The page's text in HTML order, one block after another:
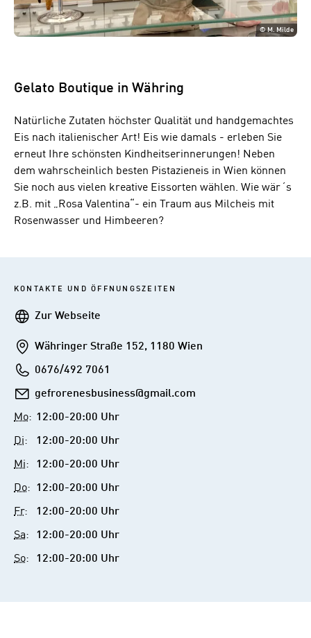
© M. Milde
Gelato Boutique in Währing
Natürliche Zutaten höchster Qualität und handgemachtes
Eis nach italienischer Art! Eis wie damals - erleben Sie
erneut Ihre schönsten Kindheitserinnerungen! Neben
dem wahrscheinlich besten Pistazieneis in Wien können
Sie noch aus vielen kreative Eissorten wählen. Wie wär´s
z.B. mit „Rosa Valentina“- ein Traum aus Milcheis mit
Rosenwasser und Himbeeren?
KONTAKTE UND ÖFFNUNGSZEITEN
WebseiteZur Webseite
Addresse
Währinger Straße 152, 1180 Wien
Telefon0676/492 7061
E-
gefrorenesbusiness@gmail.com
Mo: 12:00-20:00 Uhr
Di: 12:00-20:00 Uhr
Mi: 12:00-20:00 Uhr
Do: 12:00-20:00 Uhr
Fr: 12:00-20:00 Uhr
Sa: 12:00-20:00 Uhr
So: 12:00-20:00 Uhr